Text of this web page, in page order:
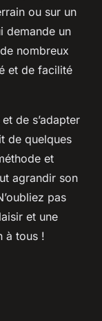
ou sur un
demande un
nombreux
et de facilité
de s’adapter
de quelques
et
agrandir son
pas
et une
à tous !